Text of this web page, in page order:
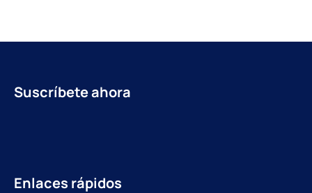
Suscríbete ahora
Enlaces rápidos